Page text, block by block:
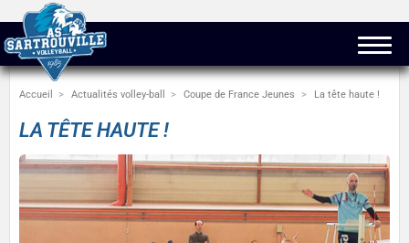
Accueil Actualités volley-ball Coupe de France Jeunes La tête haute !
LA TÊTE HAUTE !